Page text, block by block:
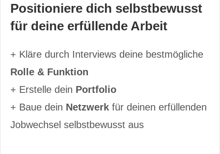
Positioniere dich selbstbewusst
für deine erfüllende Arbeit
+ Kläre durch Interviews deine bestmögliche
Rolle & Funktion
+ Erstelle dein Portfolio
+ Baue dein Netzwerk für deinen erfüllenden
Jobwechsel selbstbewusst aus